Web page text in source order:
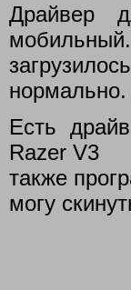
Драйвер
нормально.
Есть
Razer V3
также
могу